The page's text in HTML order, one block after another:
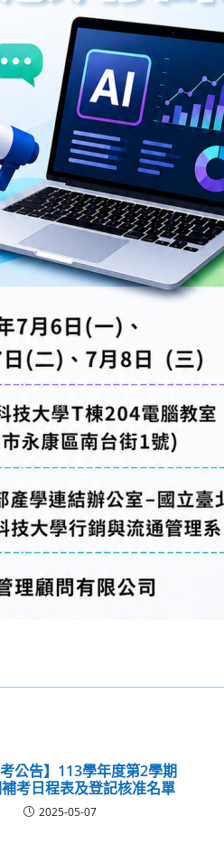
考公告】113學年度第2學期
考日程表及登記核准名單
2025-05-07